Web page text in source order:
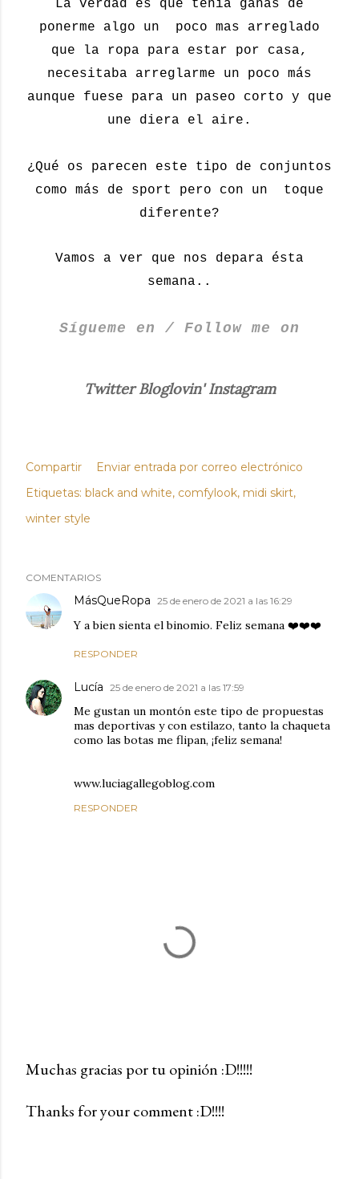
La verdad es que tenia ganas de
ponerme algo un poco mas arreglado
que la ropa para estar por casa,
necesitaba arreglarme un poco más
aunque fuese para un paseo corto y que
une diera el aire.
¿Qué os parecen este tipo de conjuntos
como más de sport pero con un toque
diferente?
Vamos a ver que nos depara ésta
semana..
Sígueme en / Follow me on
Twitter Bloglovin' Instagram
Compartir
Enviar entrada por correo electrónico
Etiquetas: black and white comfylook midi skirt
winter style
COMENTARIOS
MásQueRopa 25 de enero de 2021 a las 16:29
Y a bien sienta el binomio. Feliz semana ❤️❤️❤️
RESPONDER
Lucía 25 de enero de 2021 a las 17:59
Me gustan un montón este tipo de propuestas
mas deportivas y con estilazo, tanto la chaqueta
como las botas me flipan, ¡feliz semana!
www.luciagallegoblog.com
RESPONDER
u
Muchas gracias por tu opinión :D!!!!!
Thanks for your comment :D!!!!